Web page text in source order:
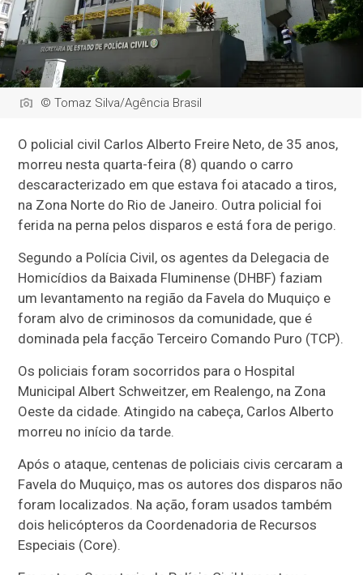
© Tomaz Silva/Agência Brasil
O policial civil Carlos Alberto Freire Neto, de 35 anos,
morreu nesta quarta-feira (8) quando o carro
descaracterizado em que estava foi atacado a tiros,
na Zona Norte do Rio de Janeiro. Outra policial foi
ferida na perna pelos disparos e está fora de perigo.
Segundo a Polícia Civil, os agentes da Delegacia de
Homicídios da Baixada Fluminense (DHBF) faziam
um levantamento na região da Favela do Muquiço e
foram alvo de criminosos da comunidade, que é
dominada pela facção Terceiro Comando Puro (TCP).
Os policiais foram socorridos para o Hospital
Municipal Albert Schweitzer, em Realengo, na Zona
Oeste da cidade. Atingido na cabeça, Carlos Alberto
morreu no início da tarde.
Após o ataque, centenas de policiais civis cercaram a
Favela do Muquiço, mas os autores dos disparos não
foram localizados. Na ação, foram usados também
dois helicópteros da Coordenadoria de Recursos
Especiais (Core).